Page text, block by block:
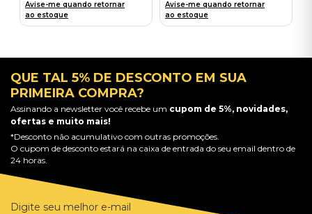
Avise-me quando retornar
ao estoque
Avise-me quando retornar
ao estoque
QUE TAL 5% DE DESCONTO EM SUA
PRIMEIRA COMPRA?
Assinando a newsletter você recebe um cupom de 5%, novidades,
ofertas e muito mais!
*Desconto não acumulativo com outras promoções.
O cupom de desconto estará na caixa de entrada do seu email dentro de
24 horas.
Digite seu melhor e-mail